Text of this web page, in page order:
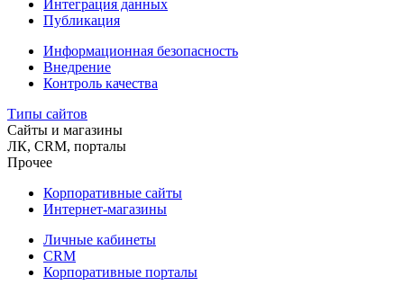
Интеграция данных
Публикация
Информационная безопасность
Внедрение
Контроль качества
Типы сайтов
Сайты и магазины
ЛК, CRM, порталы
Прочее
Корпоративные сайты
Интернет-магазины
Личные кабинеты
CRM
Корпоративные порталы